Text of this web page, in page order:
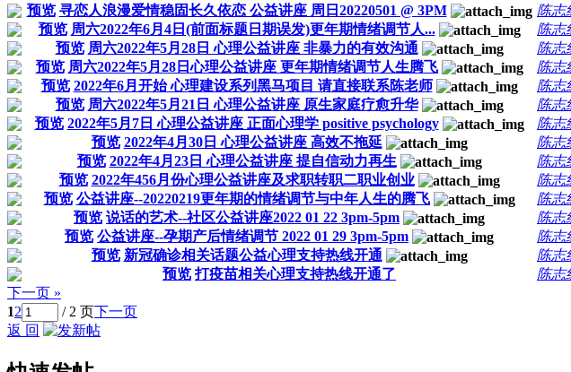
预览 寻恋人浪漫爱情稳固长久依恋 公益讲座 周日20220501 @ 3PM 陈志
预览 周六2022年6月4日(前面标题日期误发)更年期情绪调节人... 陈志
预览 周六2022年5月28日 心理公益讲座 非暴力的有效沟通 陈志
预览 周六2022年5月28日心理公益讲座 更年期情绪调节人生腾飞 陈志
预览 2022年6月开始 心理建设系列黑马项目 请直接联系陈老师 陈志
预览 周六2022年5月21日 心理公益讲座 原生家庭疗愈升华 陈志
预览 2022年5月7日 心理公益讲座 正面心理学 positive psychology 陈志
预览 2022年4月30日 心理公益讲座 高效不拖延 陈志
预览 2022年4月23日 心理公益讲座 提自信动力再生 陈志
预览 2022年456月份心理公益讲座及求职转职二职业创业 陈志
预览 公益讲座--20220219更年期的情绪调节与中年人生的腾飞 陈志
预览 说话的艺术--社区公益讲座2022 01 22 3pm-5pm 陈志
预览 公益讲座--孕期产后情绪调节 2022 01 29 3pm-5pm 陈志
预览 新冠确诊相关话题公益心理支持热线开通 陈志
预览 打疫苗相关心理支持热线开通了 陈志
下一页 »
12 / 2 页下一页
返 回